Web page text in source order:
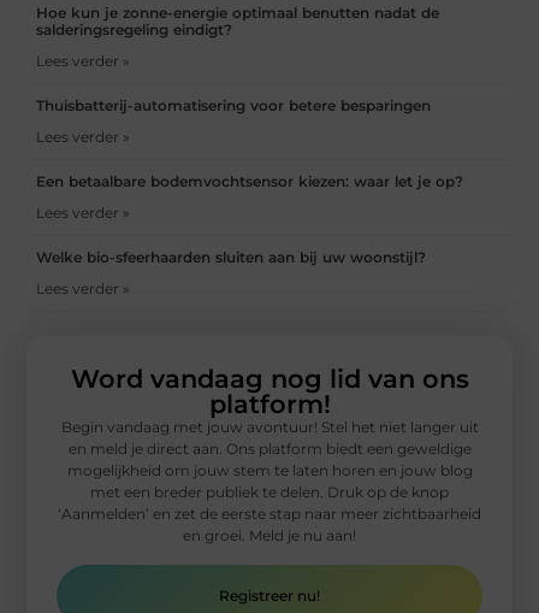
Hoe kun je zonne-energie optimaal benutten nadat de
salderingsregeling eindigt?
Lees verder »
Thuisbatterij-automatisering voor betere besparingen
Lees verder »
Een betaalbare bodemvochtsensor kiezen: waar let je op?
Lees verder »
Welke bio-sfeerhaarden sluiten aan bij uw woonstijl?
Lees verder »
Word vandaag nog lid van ons
platform!
Begin vandaag met jouw avontuur! Stel het niet langer uit
en meld je direct aan. Ons platform biedt een geweldige
mogelijkheid om jouw stem te laten horen en jouw blog
met een breder publiek te delen. Druk op de knop
‘Aanmelden’ en zet de eerste stap naar meer zichtbaarheid
en groei. Meld je nu aan!
Registreer nu!